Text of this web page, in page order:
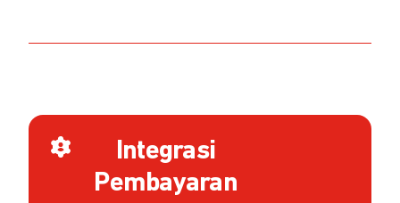
Integrasi
Pembayaran